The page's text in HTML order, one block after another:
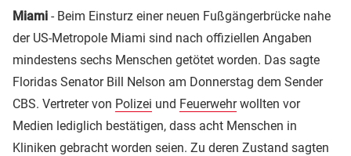
Miami - Beim Einsturz einer neuen Fußgängerbrücke nahe
der US-Metropole Miami sind nach offiziellen Angaben
mindestens sechs Menschen getötet worden. Das sagte
Floridas Senator Bill Nelson am Donnerstag dem Sender
CBS. Vertreter von Polizei und Feuerwehrwollten vor
Medien lediglich bestätigen, dass acht Menschen in
Kliniken gebracht worden seien. Zu deren Zustand sagten